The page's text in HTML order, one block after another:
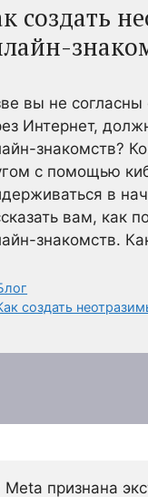
создать
вы не
Интернет,
знакомств?
с помощью
в
вам, как
знакомств.
создать
Meta признана